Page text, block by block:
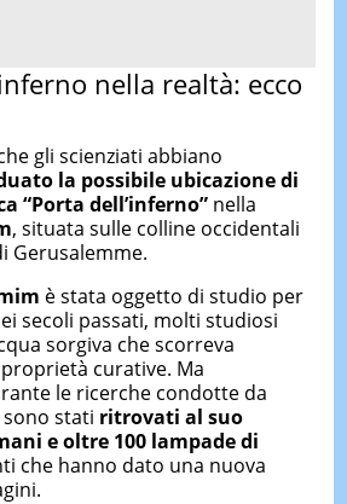
nella realtà: ecco
gli scienziati abbiano
la possibile ubicazione di
“Porta dell’inferno”nella
, situata sulle colline occidentali
Gerusalemme.
è stata oggetto di studio per
secoli passati, molti studiosi
sorgiva che scorreva
curative. Ma
le ricerche condotte da
stati ritrovati al suo
e oltre 100 lampade di
che hanno dato una nuova